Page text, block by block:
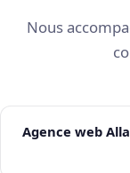
Nous
Agence web